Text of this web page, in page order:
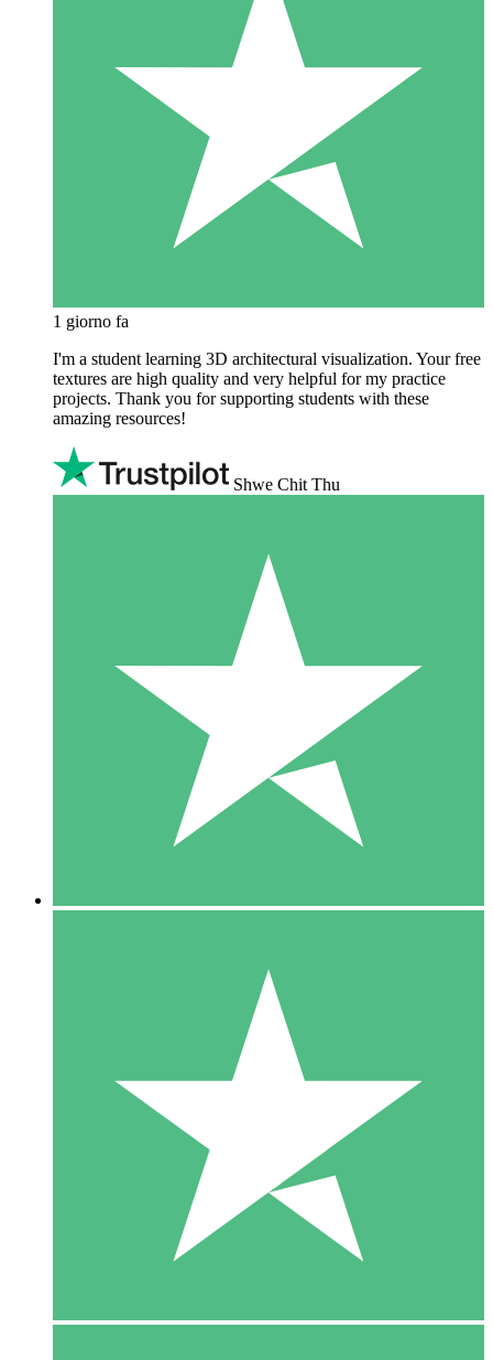
1 giorno fa
I'm a student learning 3D architectural visualization. Your free
textures are high quality and very helpful for my practice
projects. Thank you for supporting students with these
amazing resources!
Shwe Chit Thu